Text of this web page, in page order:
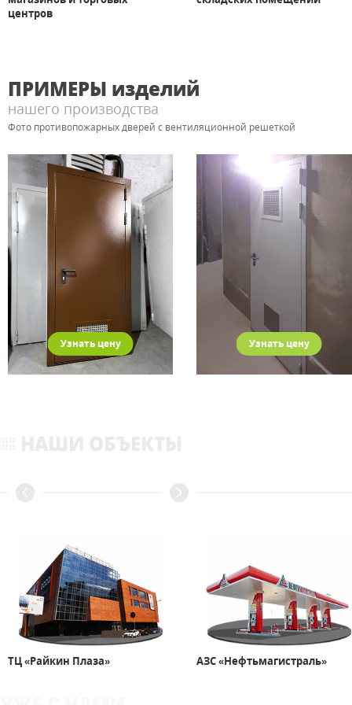
центров
ПРИМЕРЫ изделий
нашего производства
Фото противопожарных дверей с вентиляционной решеткой
Узнать цену Узнать цену
ТЦ «Райкин Плаза» АЗС «Нефтьмагистраль»